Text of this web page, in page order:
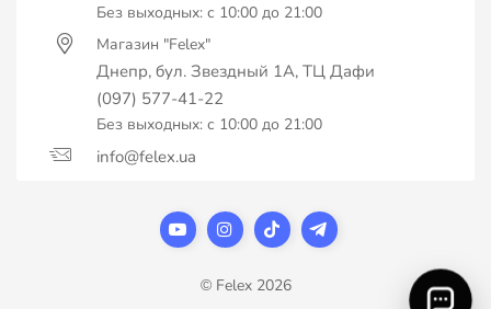
Без выходных: с 10:00 до 21:00
Магазин "Felex"
Днепр, бул. Звездный 1А, ТЦ Дафи
(097) 577-41-22
Без выходных: с 10:00 до 21:00
info@felex.ua
© Felex 2026